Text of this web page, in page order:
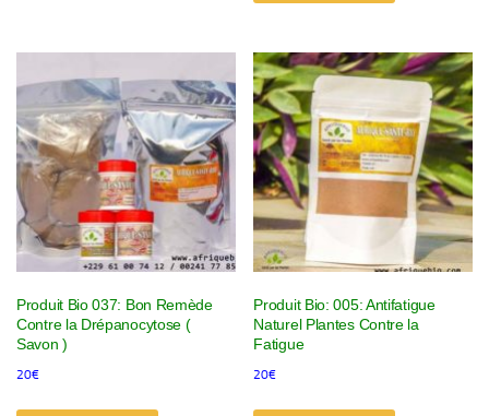
Produit Bio 037: Bon Remède
Contre la Drépanocytose (
Savon )
20€
Produit Bio: 005: Antifatigue
Naturel Plantes Contre la
Fatigue
20€